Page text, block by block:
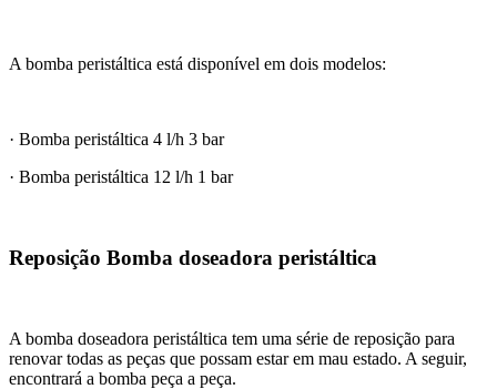
A bomba peristáltica está disponível em dois modelos:
· Bomba peristáltica 4 l/h 3 bar
· Bomba peristáltica 12 l/h 1 bar
Reposição Bomba doseadora peristáltica
A bomba doseadora peristáltica tem uma série de reposição para
renovar todas as peças que possam estar em mau estado. A seguir,
encontrará a bomba peça a peça.